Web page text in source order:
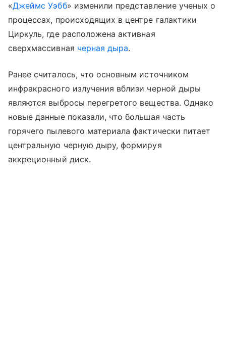
«Джеймс Уэбб» изменили представление ученых о
процессах, происходящих в центре галактики
Циркуль, где расположена активная
сверхмассивная черная дыра.
Ранее считалось, что основным источником
инфракрасного излучения вблизи черной дыры
являются выбросы перегретого вещества. Однако
новые данные показали, что большая часть
горячего пылевого материала фактически питает
центральную черную дыру, формируя
аккреционный диск.